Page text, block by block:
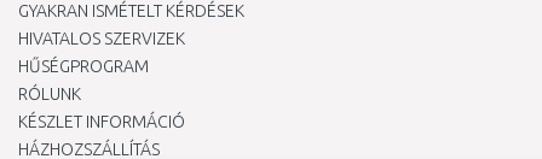
GYAKRAN ISMÉTELT KÉRDÉSEK
HIVATALOS SZERVIZEK
HŰSÉGPROGRAM
RÓLUNK
KÉSZLET INFORMÁCIÓ
HÁZHOZSZÁLLÍTÁS